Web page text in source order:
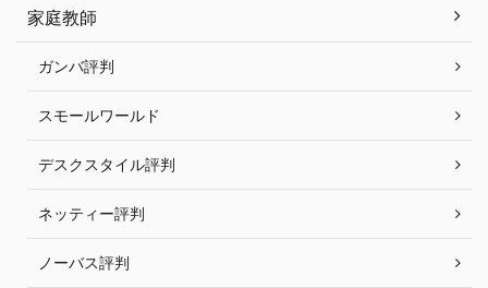
家庭教師
ガンバ評判
スモールワールド
デスクスタイル評判
ネッティー評判
ノーバス評判